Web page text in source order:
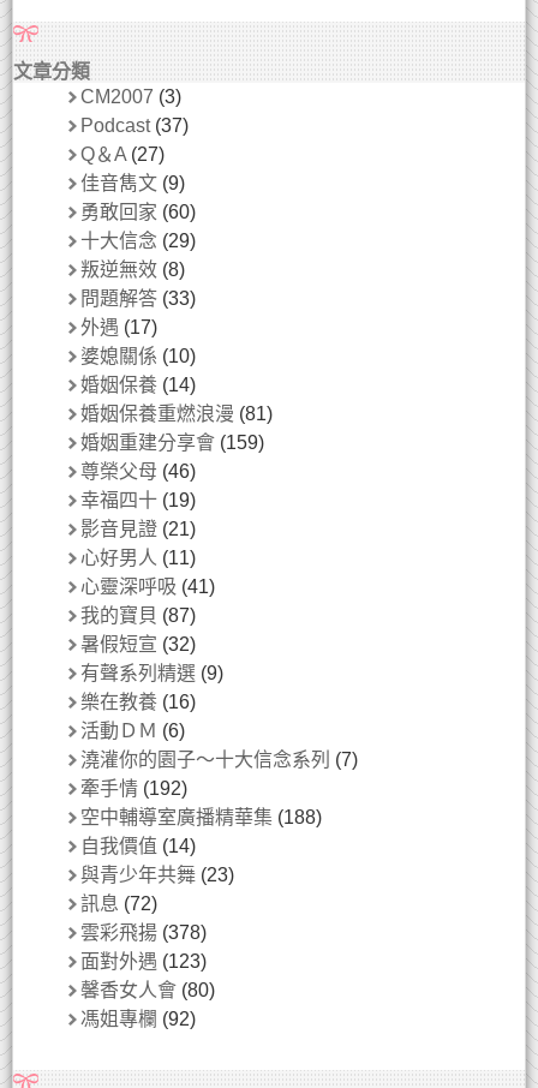
文章分類
CM2007 (3)
Podcast(37)
Q＆A (27)
佳音雋文 (9)
勇敢回家 (60)
十大信念 (29)
叛逆無效 (8)
問題解答 (33)
外遇 (17)
婆媳關係 (10)
婚姻保養 (14)
婚姻保養重燃浪漫 (81)
婚姻重建分享會 (159)
尊榮父母 (46)
幸福四十 (19)
影音見證 (21)
心好男人 (11)
心靈深呼吸 (41)
我的寶貝 (87)
暑假短宣 (32)
有聲系列精選 (9)
樂在教養 (16)
活動ＤＭ (6)
澆灌你的園子～十大信念系列 (7)
牽手情 (192)
空中輔導室廣播精華集 (188)
自我價值 (14)
與青少年共舞 (23)
訊息 (72)
雲彩飛揚 (378)
面對外遇 (123)
馨香女人會 (80)
馮姐專欄 (92)